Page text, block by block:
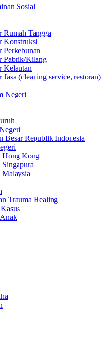
Sosial
Rumah Tangga
Konstruksi
Perkebunan
Pabrik/Kilang
Kelautan
(cleaning service, restoran)
Negeri
Besar Republik Indonesia
Hong Kong
Malaysia
Trauma Healing
Anak